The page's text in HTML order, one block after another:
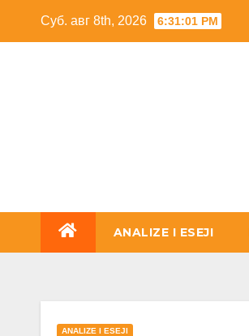
Суб. авг 8th, 2026 6:31:02 PM
ANALIZE I ESEJI
ANALIZE I ESEJI